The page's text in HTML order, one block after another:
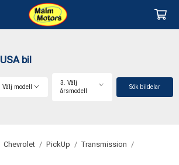
bil
Välj modell
3. Välj
årsmodell
Sök bildelar
Chevrolet / PickUp / Transmission /